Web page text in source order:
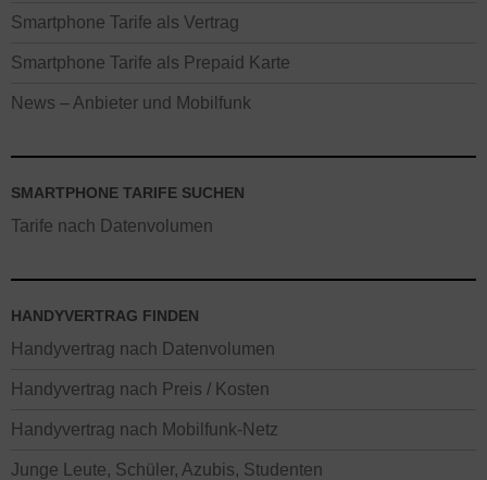
Smartphone Tarife als Vertrag
Smartphone Tarife als Prepaid Karte
News – Anbieter und Mobilfunk
SMARTPHONE TARIFE SUCHEN
Tarife nach Datenvolumen
HANDYVERTRAG FINDEN
Handyvertrag nach Datenvolumen
Handyvertrag nach Preis / Kosten
Handyvertrag nach Mobilfunk-Netz
Junge Leute, Schüler, Azubis, Studenten